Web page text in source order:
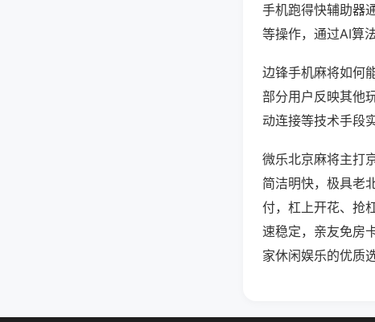
手机跑得快辅助器
等操作，通过AI算
边锋手机麻将如何
部分用户反映其他
动连接等技术手段
微乐北京麻将主打
简洁明快，极具老
付，杠上开花、抢
速稳定，亲友免房
家休闲娱乐的优质选